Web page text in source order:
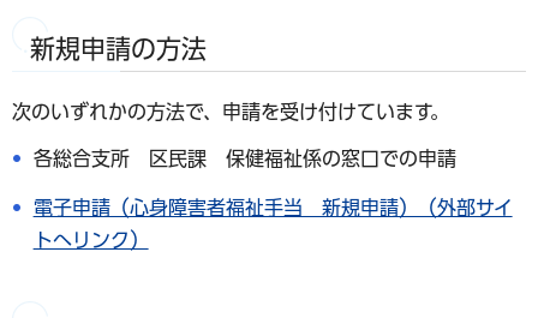
新規申請の方法
次のいずれかの方法で、申請を受け付けています。
各総合支所 区民課 保健福祉係の窓口での申請
電子申請（心身障害者福祉手当 新規申請）（外部サイ
トへリンク）